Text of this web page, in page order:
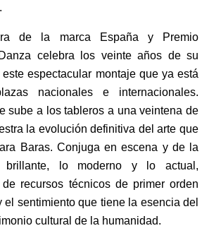
de la marca España y Premio
celebra los veinte años de su
espectacular montaje que ya está
nacionales e internacionales.
sube a los tableros a una veintena de
la evolución definitiva del arte que
Baras. Conjuga en escena y de la
brillante, lo moderno y lo actual,
recursos técnicos de primer orden
el sentimiento que tiene la esencia del
cultural de la humanidad.